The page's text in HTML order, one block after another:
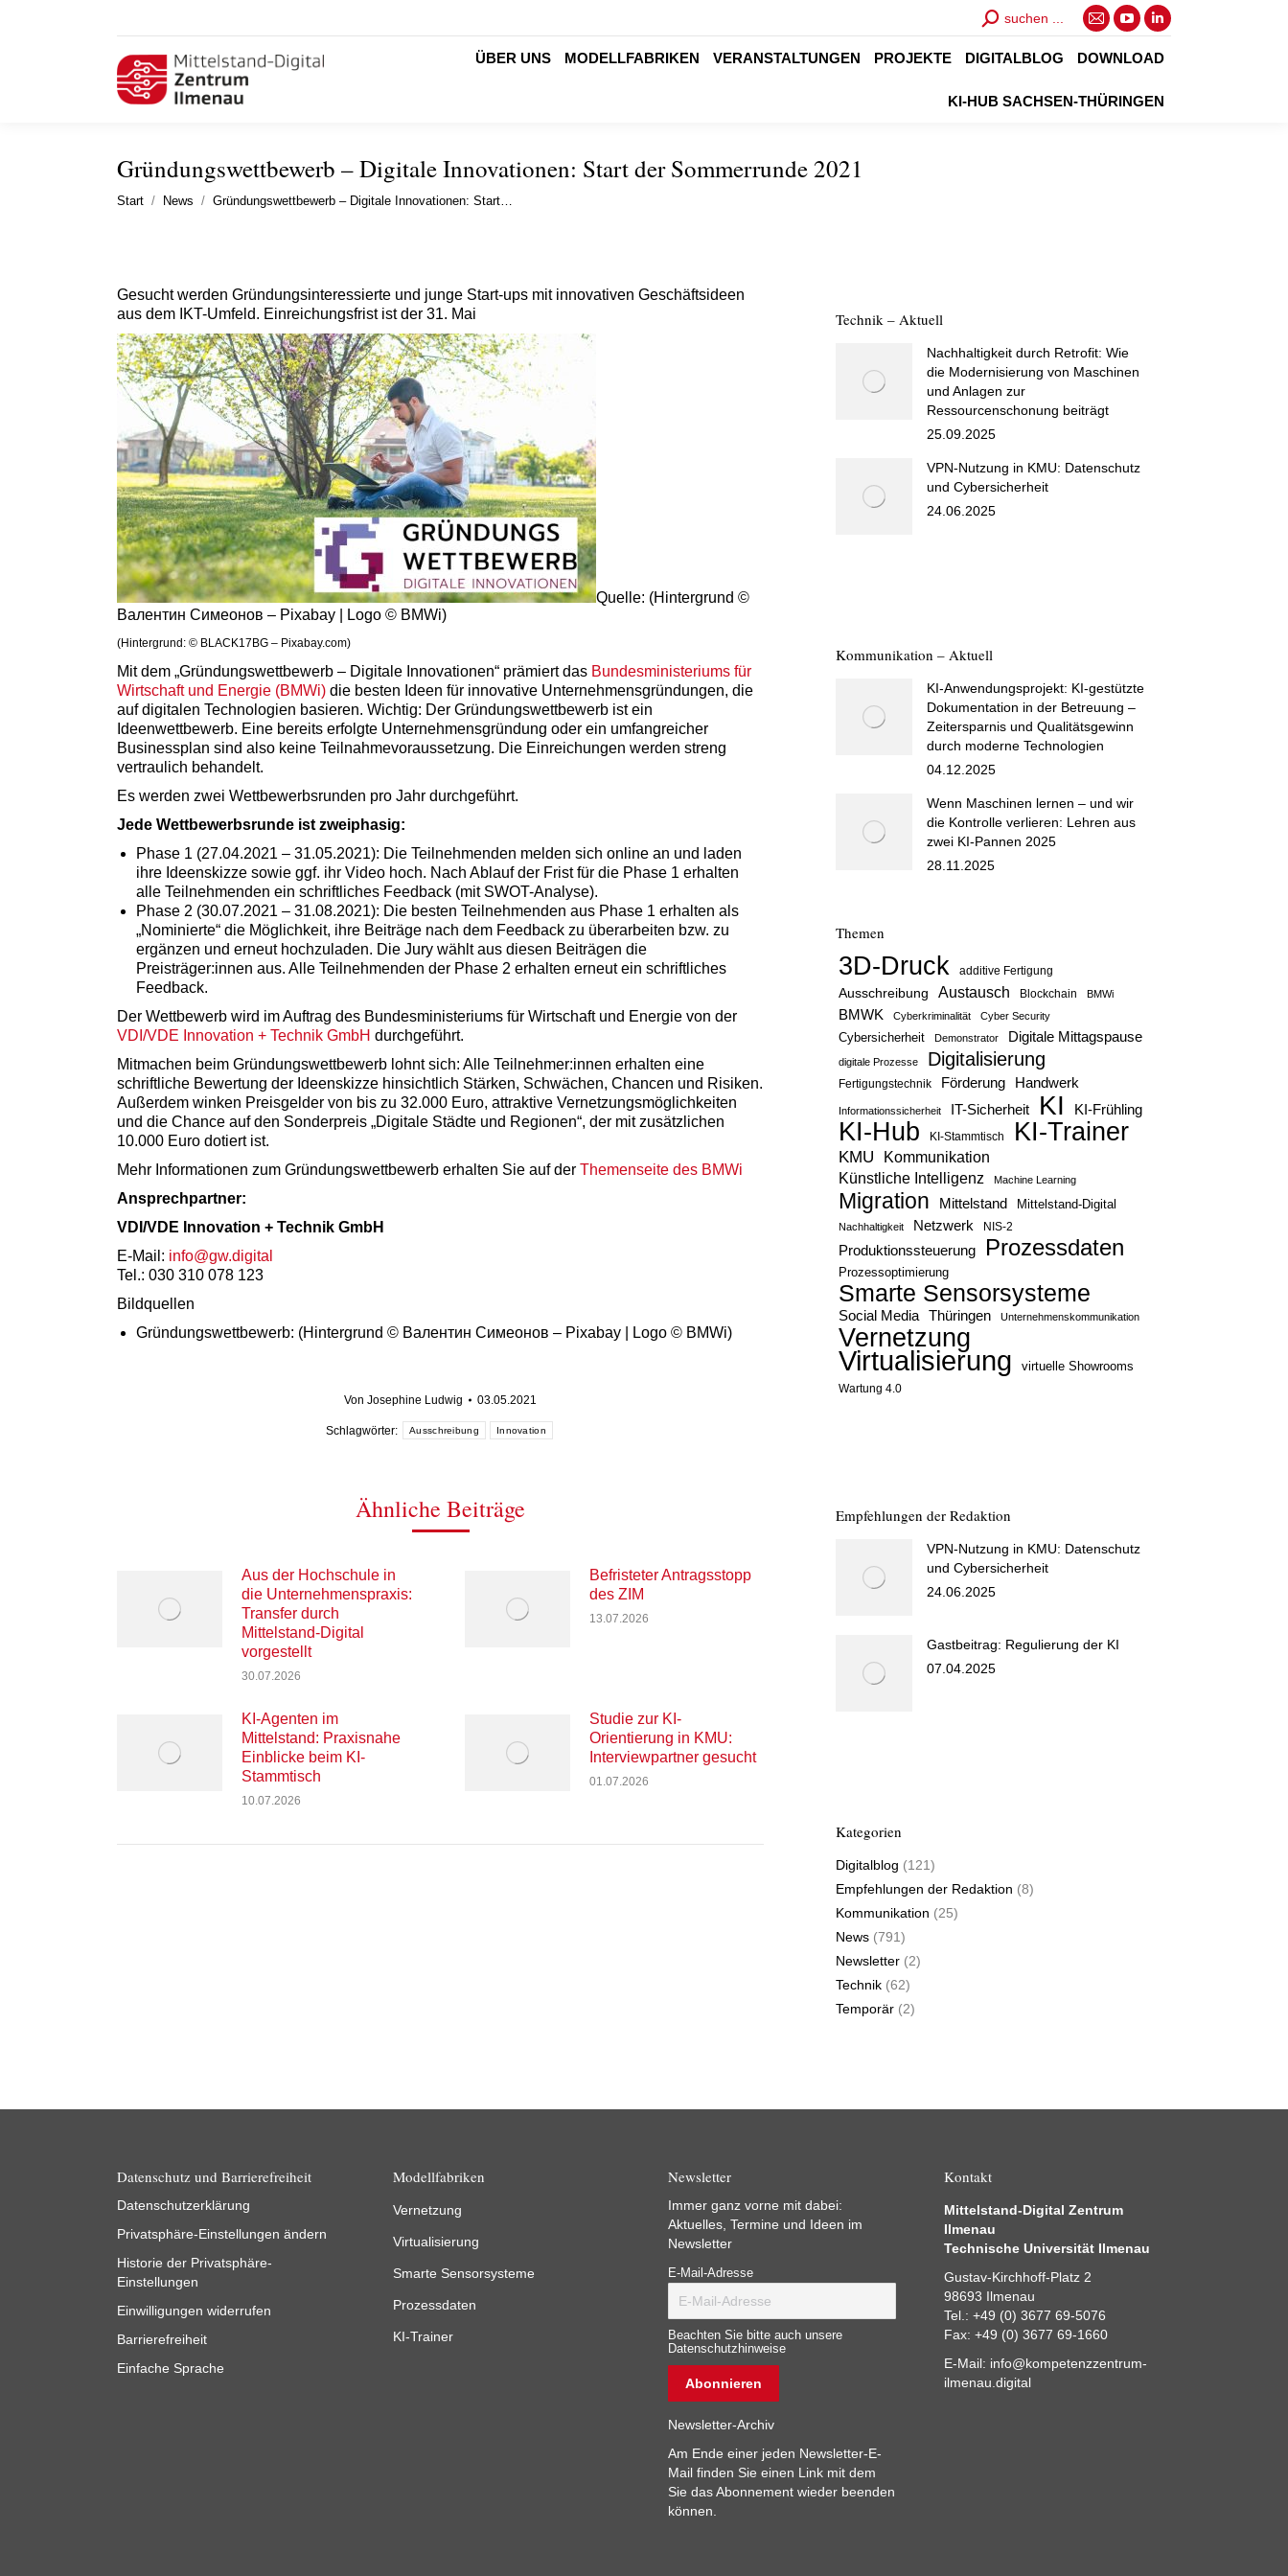
Search:
suchen ...
E-
Mail
opens
YouTube
page
in
Linkedin
page
in
ÜBER UNS MODELLFABRIKEN VERANSTALTUNGEN PROJEKTE DIGITALBLOG DOWNLOAD
KI-HUB SACHSEN-THÜRINGEN
Gründungswettbewerb – Digitale Innovationen: Start der Sommerrunde 2021
Sie befinden sich hier:
Start News Gründungswettbewerb – Digitale Innovationen: Start…
Gesucht werden Gründungsinteressierte und junge Start-ups mit innovativen Geschäftsideen
aus dem IKT-Umfeld. Einreichungsfrist ist der 31. Mai
Quelle: (Hintergrund ©
Валентин Симеонов – Pixabay | Logo © BMWi)
(Hintergrund: © BLACK17BG – Pixabay.com)
Mit dem „Gründungswettbewerb – Digitale Innovationen“ prämiert das Bundesministeriums für
Wirtschaft und Energie (BMWi) die besten Ideen für innovative Unternehmensgründungen, die
auf digitalen Technologien basieren. Wichtig: Der Gründungswettbewerb ist ein
Ideenwettbewerb. Eine bereits erfolgte Unternehmensgründung oder ein umfangreicher
Businessplan sind also keine Teilnahmevoraussetzung. Die Einreichungen werden streng
vertraulich behandelt.
Es werden zwei Wettbewerbsrunden pro Jahr durchgeführt.
Jede Wettbewerbsrunde ist zweiphasig:
Phase 1 (27.04.2021 – 31.05.2021): Die Teilnehmenden melden sich online an und laden
ihre Ideenskizze sowie ggf. ihr Video hoch. Nach Ablauf der Frist für die Phase 1 erhalten
alle Teilnehmenden ein schriftliches Feedback (mit SWOT-Analyse).
Phase 2 (30.07.2021 – 31.08.2021): Die besten Teilnehmenden aus Phase 1 erhalten als
„Nominierte“ die Möglichkeit, ihre Beiträge nach dem Feedback zu überarbeiten bzw. zu
ergänzen und erneut hochzuladen. Die Jury wählt aus diesen Beiträgen die
Preisträger:innen aus. Alle Teilnehmenden der Phase 2 erhalten erneut ein schriftliches
Feedback.
Der Wettbewerb wird im Auftrag des Bundesministeriums für Wirtschaft und Energie von der
VDI/VDE Innovation + Technik GmbH durchgeführt.
Mitmachen beim Gründungswettbewerb lohnt sich: Alle Teilnehmer:innen erhalten eine
schriftliche Bewertung der Ideenskizze hinsichtlich Stärken, Schwächen, Chancen und Risiken.
Außerdem winken Preisgelder von bis zu 32.000 Euro, attraktive Vernetzungsmöglichkeiten
und die Chance auf den Sonderpreis „Digitale Städte und Regionen“, der mit zusätzlichen
10.000 Euro dotiert ist.
Mehr Informationen zum Gründungswettbewerb erhalten Sie auf der Themenseite des BMWi
Ansprechpartner:
VDI/VDE Innovation + Technik GmbH
E-Mail: info@gw.digital
Tel.: 030 310 078 123
Bildquellen
Gründungswettbewerb: (Hintergrund © Валентин Симеонов – Pixabay | Logo © BMWi)
Von Josephine Ludwig 03.05.2021
Schlagwörter: Ausschreibung Innovation
Ähnliche Beiträge
Aus der Hochschule in
die Unternehmenspraxis:
Transfer durch
Mittelstand-Digital
vorgestellt
30.07.2026
Befristeter Antragsstopp
des ZIM
13.07.2026
KI-Agenten im
Mittelstand: Praxisnahe
Einblicke beim KI-
Stammtisch
10.07.2026
Studie zur KI-
Orientierung in KMU:
Interviewpartner gesucht
01.07.2026
Technik – Aktuell
Nachhaltigkeit durch Retrofit: Wie
die Modernisierung von Maschinen
und Anlagen zur
Ressourcenschonung beiträgt
25.09.2025
VPN-Nutzung in KMU: Datenschutz
und Cybersicherheit
24.06.2025
Kommunikation – Aktuell
KI-Anwendungsprojekt: KI-gestützte
Dokumentation in der Betreuung –
Zeitersparnis und Qualitätsgewinn
durch moderne Technologien
04.12.2025
Wenn Maschinen lernen – und wir
die Kontrolle verlieren: Lehren aus
zwei KI-Pannen 2025
28.11.2025
Themen
3D-Druck additive Fertigung
Ausschreibung Austausch Blockchain BMWi
BMWK Cyberkriminalität Cyber Security
Cybersicherheit Demonstrator Digitale Mittagspause
digitale Prozesse Digitalisierung
Fertigungstechnik Förderung Handwerk
Informationssicherheit IT-Sicherheit KI KI-Frühling
KI-Hub KI-Stammtisch KI-Trainer
KMU
Kommunikation
Künstliche Intelligenz
Machine Learning
Migration Mittelstand Mittelstand-Digital
Nachhaltigkeit Netzwerk NIS-2
Produktionssteuerung Prozessdaten
Prozessoptimierung
Smarte Sensorsysteme
Social Media Thüringen Unternehmenskommunikation
Vernetzung
Virtualisierung
virtuelle Showrooms
Wartung 4.0
Empfehlungen der Redaktion
VPN-Nutzung in KMU: Datenschutz
und Cybersicherheit
24.06.2025
Gastbeitrag: Regulierung der KI
07.04.2025
Kategorien
Digitalblog (121)
Empfehlungen der Redaktion (8)
Kommunikation (25)
News (791)
Newsletter (2)
Technik (62)
Temporär (2)
Datenschutz und Barrierefreiheit
Datenschutzerklärung
Privatsphäre-Einstellungen ändern
Historie der Privatsphäre-
Einstellungen
Einwilligungen widerrufen
Barrierefreiheit
Einfache Sprache
Modellfabriken
Vernetzung
Virtualisierung
Smarte Sensorsysteme
Prozessdaten
KI-Trainer
Newsletter
Immer ganz vorne mit dabei:
Aktuelles, Termine und Ideen im
Newsletter
E-Mail-Adresse
Beachten Sie bitte auch unsere
Datenschutzhinweise
Newsletter-Archiv
Am Ende einer jeden Newsletter-E-
Mail finden Sie einen Link mit dem
Sie das Abonnement wieder beenden
können.
Kontakt
Mittelstand-Digital Zentrum
Ilmenau
Technische Universität Ilmenau
Gustav-Kirchhoff-Platz 2
98693 Ilmenau
Tel.: +49 (0) 3677 69-5076
Fax: +49 (0) 3677 69-1660
E-Mail: info@kompetenzzentrum-
ilmenau.digital